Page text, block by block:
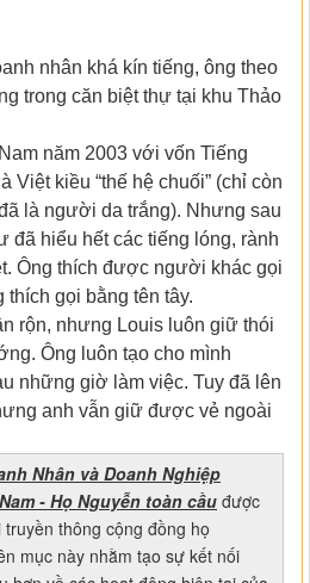
nhân khá kín tiếng, ông theo
trong căn biệt thự tại khu Thảo
năm 2003 với vốn Tiếng
Việt kiều “thế hệ chuối” (chỉ còn
là người da trắng). Nhưng sau
đã hiểu hết các tiếng lóng, rành
Ông thích được người khác gọi
gọi bằng tên tây.
rộn, nhưng Louis luôn giữ thói
Ông luôn tạo cho mình
những giờ làm việc. Tuy đã lên
anh vẫn giữ được vẻ ngoài
Nhân và Doanh Nghiệp
- Họ Nguyễn toàn cầu được
thông cộng đồng họ
mục này nhằm tạo sự kết nối